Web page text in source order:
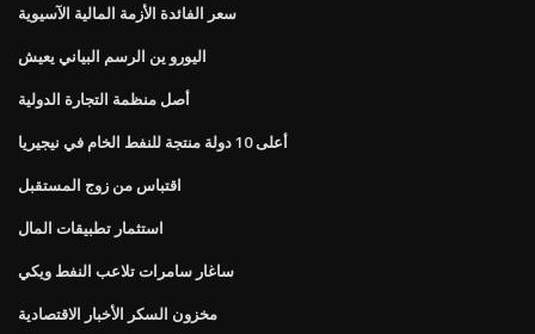
سعر الفائدة الأزمة المالية الآسيوية
اليورو ين الرسم البياني يعيش
أصل منظمة التجارة الدولية
أعلى 10 دولة منتجة للنفط الخام في نيجيريا
اقتباس من زوج المستقبل
استثمار تطبيقات المال
ساغار سامرات تلاعب النفط ويكي
مخزون السكر الأخبار الاقتصادية